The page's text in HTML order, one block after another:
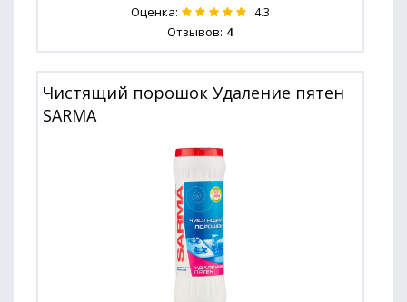
Оценка: 4.3
Отзывов: 4
Чистящий порошок Удаление пятен
SARMA